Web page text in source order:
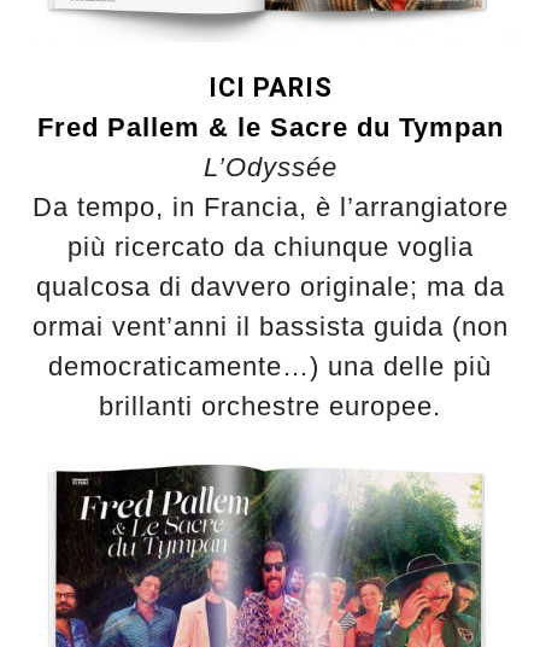
ICI PARIS
Fred Pallem & le Sacre du Tympan
L’Odyssée
Da tempo, in Francia, è l’arrangiatore
più ricercato da chiunque voglia
qualcosa di davvero originale; ma da
ormai vent’anni il bassista guida (non
democraticamente…) una delle più
brillanti orchestre europee.